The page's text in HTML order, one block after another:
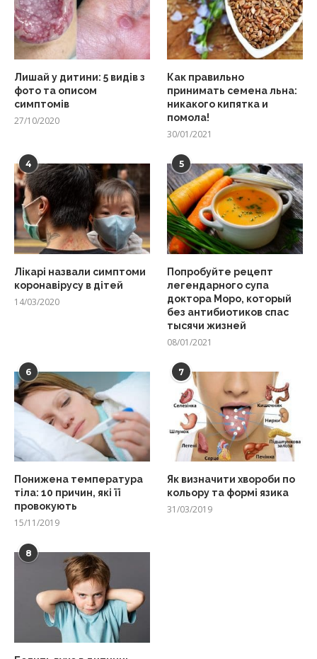
Лишай у дитини: 5 видів з
фото та описом
симптомів
27/10/2020
Как правильно
принимать семена льна:
никакого кипятка и
помола!
30/01/2021
4
Лікарі назвали симптоми
коронавірусу в дітей
14/03/2020
5
Попробуйте рецепт
легендарного супа
доктора Моро, который
без антибиотиков спас
тысячи жизней
08/01/2021
6
Понижена температура
тіла: 10 причин, які її
провокують
15/11/2019
7
Як визначити хвороби по
кольору та формі язика
31/03/2019
8